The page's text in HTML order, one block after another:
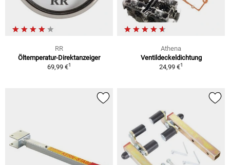
RR
Öltemperatur-Direktanzeiger
69,99 €1
Athena
Ventildeckeldichtung
24,99 €1